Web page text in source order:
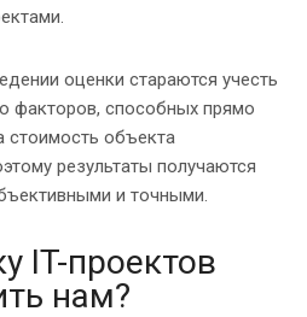
оценки стараются учесть
факторов, способных прямо
стоимость объекта
результаты получаются
и точными.
IT-проектов
нам?